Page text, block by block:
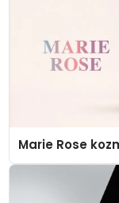
Marie Rose